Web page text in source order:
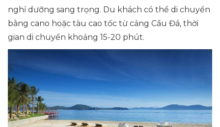
nghỉ dưỡng sang trọng. Du khách có thể di chuyển
bằng cano hoặc tàu cao tốc từ cảng Cầu Đá, thời
gian di chuyển khoảng 15-20 phút.